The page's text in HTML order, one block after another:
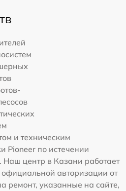
и техническим
Pioneer по истечении
Наш центр в Казани работает
авторизации от
ремонт, указанные на сайте,